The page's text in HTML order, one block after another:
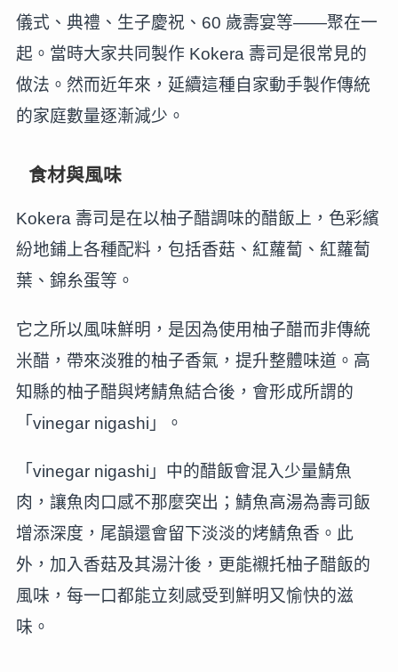
儀式、典禮、生子慶祝、60 歲壽宴等——聚在一
起。當時大家共同製作 Kokera 壽司是很常見的
做法。然而近年來，延續這種自家動手製作傳統
的家庭數量逐漸減少。
食材與風味
Kokera 壽司是在以柚子醋調味的醋飯上，色彩繽
紛地鋪上各種配料，包括香菇、紅蘿蔔、紅蘿蔔
葉、錦糸蛋等。
它之所以風味鮮明，是因為使用柚子醋而非傳統
米醋，帶來淡雅的柚子香氣，提升整體味道。高
知縣的柚子醋與烤鯖魚結合後，會形成所謂的
「vinegar nigashi」。
「vinegar nigashi」中的醋飯會混入少量鯖魚
肉，讓魚肉口感不那麼突出；鯖魚高湯為壽司飯
增添深度，尾韻還會留下淡淡的烤鯖魚香。此
外，加入香菇及其湯汁後，更能襯托柚子醋飯的
風味，每一口都能立刻感受到鮮明又愉快的滋
味。